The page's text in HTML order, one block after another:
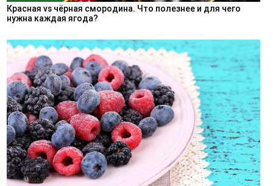
Красная vs чёрная смородина. Что полезнее и для чего
нужна каждая ягода?